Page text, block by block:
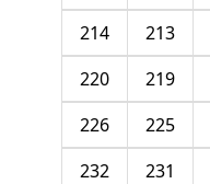
213
214
219
220
225
226
231
232